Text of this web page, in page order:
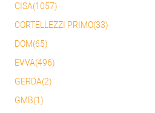
CISA(1057)
CORTELLEZZI PRIMO(33)
DOM(65)
EVVA(496)
GERDA(2)
GMB(1)